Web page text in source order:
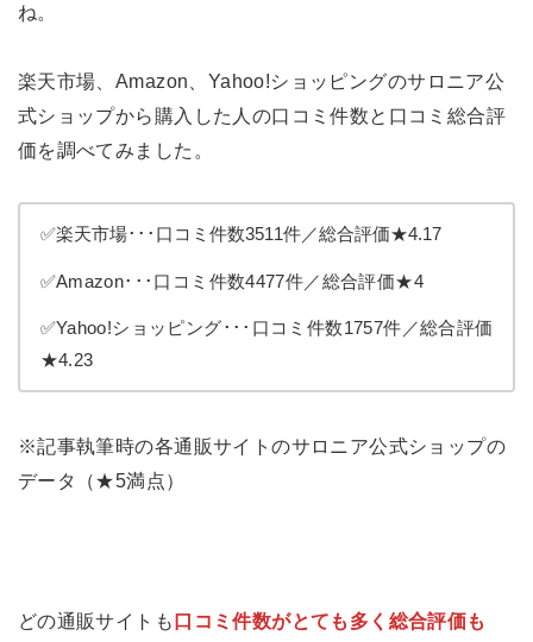
ね。
楽天市場、Amazon、Yahoo!ショッピングのサロニア公
式ショップから購入した人の口コミ件数と口コミ総合評
価を調べてみました。
✅楽天市場･･･口コミ件数3511件／総合評価★4.17
✅Amazon･･･口コミ件数4477件／総合評価★4
✅Yahoo!ショッピング･･･口コミ件数1757件／総合評価
★4.23
※記事執筆時の各通販サイトのサロニア公式ショップの
データ（★5満点）
どの通販サイトも口コミ件数がとても多く総合評価も